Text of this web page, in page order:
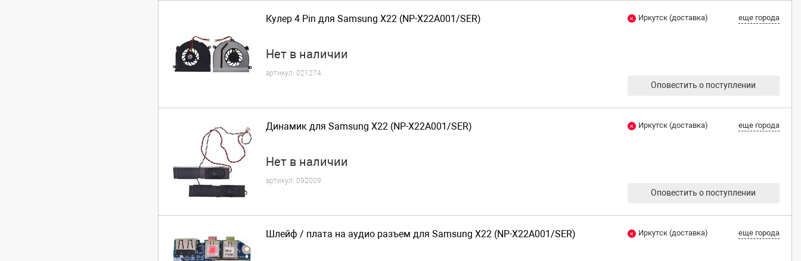
Кулер 4 Pin для Samsung X22 (NP-X22A001/SER)
Нет в наличии
артикул: 021274
Иркутск (доставка) еще города
Оповестить о поступлении
Динамик для Samsung X22 (NP-X22A001/SER)
Нет в наличии
артикул: 092009
Иркутск (доставка) еще города
Оповестить о поступлении
Шлейф / плата на аудио разъем для Samsung X22 (NP-X22A001/SER) Иркутск (доставка) еще города